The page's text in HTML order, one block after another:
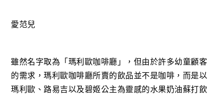
愛范兒
雖然名字取為「瑪利歐咖啡廳」，但由於許多幼童顧客
的需求，瑪利歐咖啡廳所賣的飲品並不是咖啡，而是以
瑪利歐、路易吉以及碧姬公主為靈感的水果奶油蘇打飲